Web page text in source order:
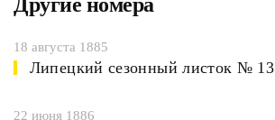
18 августа 1885
Липецкий сезонный листок № 13
22 июня 1886